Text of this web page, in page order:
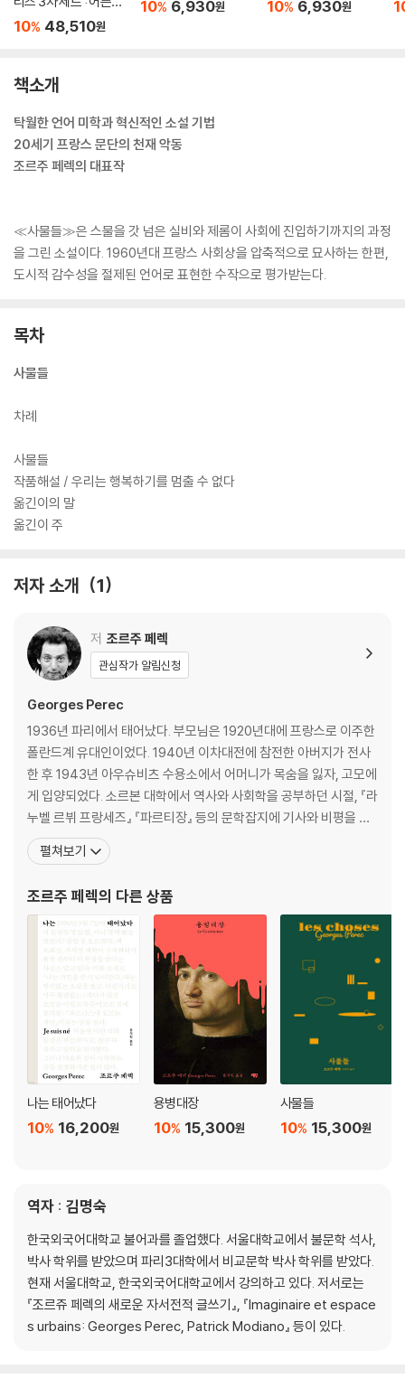
을 위한 동화 에디션
10% 48,510원
10% 6,930원 10% 6,930원
책소개
탁월한 언어 미학과 혁신적인 소설 기법
20세기 프랑스 문단의 천재 악동
조르주 페렉의 대표작
≪사물들≫은 스물을 갓 넘은 실비와 제롬이 사회에 진입하기까지의 과정
을 그린 소설이다. 1960년대 프랑스 사회상을 압축적으로 묘사하는 한편,
도시적 감수성을 절제된 언어로 표현한 수작으로 평가받는다.
목차
사물들
차례
사물들
작품해설 / 우리는 행복하기를 멈출 수 없다
옮긴이의 말
옮긴이 주
저자 소개 1
저 조르주 페렉
관심작가 알림신청
Georges Perec
1936년 파리에서 태어났다. 부모님은 1920년대에 프랑스로 이주한
폴란드계 유대인이었다. 1940년 이차대전에 참전한 아버지가 전사
한 후 1943년 아우슈비츠 수용소에서 어머니가 목숨을 잃자, 고모에
게 입양되었다. 소르본 대학에서 역사와 사회학을 공부하던 시절, 『라
누벨 르뷔 프랑세즈』 『파르티장』 등의 문학잡지에 기사와 비평을 기
고하면서 글쓰기를 시작했다. 1959년 군복무를 마친 뒤 국립과학연
구센터CNRS 신경생리학 자료조사원과 파리 생탕투안 병원 문헌조
기록을 다루어야 했던 이 경험은 그의 작품세계 전반에
펼쳐보기
조르주 페렉의 다른 상품
나는 태어났다
16,200원
10%
용병대장
15,300원
10%
사물들
15,300원
10%
역자 : 김명숙
한국외국어대학교 불어과를 졸업했다. 서울대학교에서 불문학 석사,
박사 학위를 받았으며 파리3대학에서 비교문학 박사 학위를 받았다.
현재 서울대학교, 한국외국어대학교에서 강의하고 있다. 저서로는
『조르쥬 페렉의 새로운 자서전적 글쓰기』, 『Imaginaire et espace
s urbains: Georges Perec, Patrick Modiano』 등이 있다.